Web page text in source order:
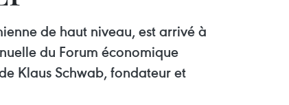
de haut niveau, est arrivé à
du Forum économique
Klaus Schwab, fondateur et